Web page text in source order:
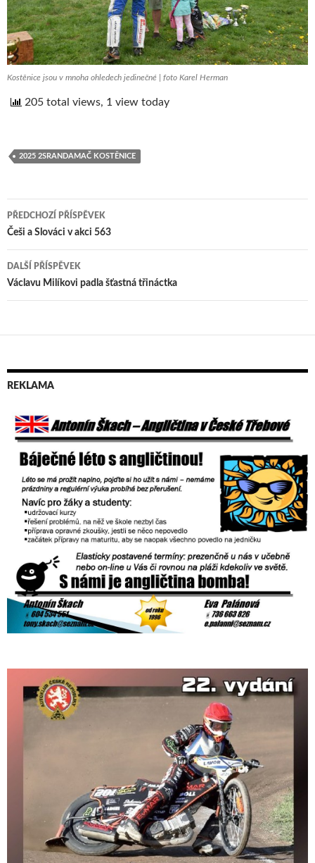
Kostěnice jsou v mnoha ohledech jedinečné | foto Karel Herman
205 total views, 1 view today
2025 2SRANDAMAČ KOSTĚNICE
Navigace
pro
příspěvek
PŘEDCHOZÍ PŘÍSPĚVEK
Češi a Slováci v akci 563
DALŠÍ PŘÍSPĚVEK
Václavu Milíkovi padla šťastná třináctka
REKLAMA